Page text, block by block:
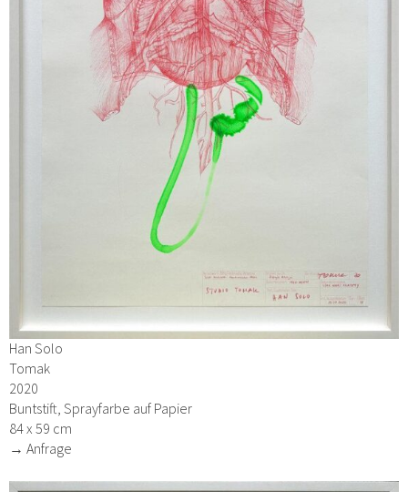
Han Solo
Tomak
2020
Buntstift, Sprayfarbe auf Papier
84 x 59 cm
→ Anfrage